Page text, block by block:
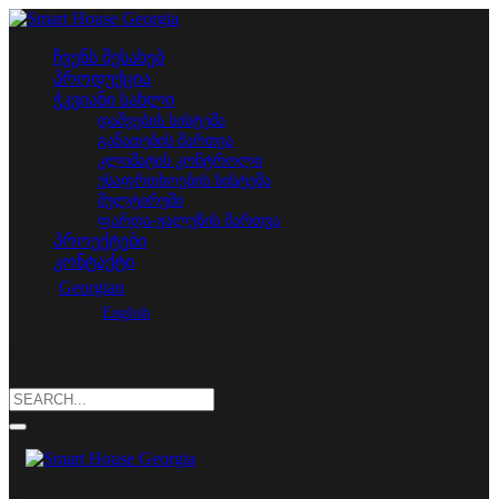
ჩვენს შესახებ
პროდუქცია
ჭკვიანი სახლი
დაშვების სისტემა
განათების მართვა
კლიმატის კონტროლი
უსაფრთხოების სისტემა
მულტირუმი
ფარდა-ჟალუზის მართვა
პროექტები
კონტაქტი
Georgian
English
Search
for: